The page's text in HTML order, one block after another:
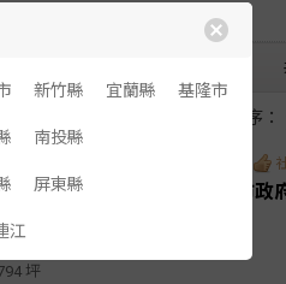
新竹縣 宜蘭縣 基隆市
南投縣
屏東縣
江
排序：
軍師~中路特區近向陽公園 市政
萬
坪